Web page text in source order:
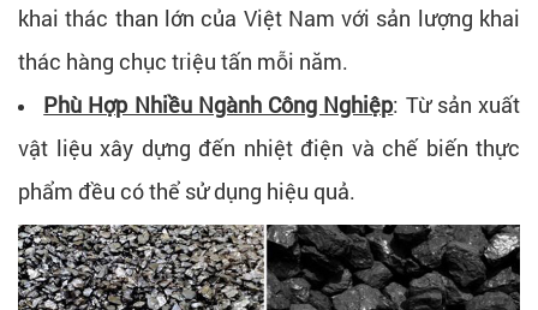
khai thác than lớn của Việt Nam với sản lượng khai
thác hàng chục triệu tấn mỗi năm.
Phù Hợp Nhiều Ngành Công Nghiệp: Từ sản xuất
vật liệu xây dựng đến nhiệt điện và chế biến thực
phẩm đều có thể sử dụng hiệu quả.